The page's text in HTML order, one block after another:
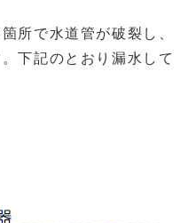
所で水道管が破裂し、
下記のとおり漏水して